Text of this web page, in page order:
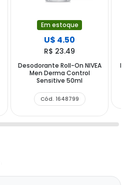
Em estoque
U$ 4.50
R$ 23.49
Desodorante Roll-On NIVEA
Men Derma Control
Sensitive 50ml
Cód. 1648799